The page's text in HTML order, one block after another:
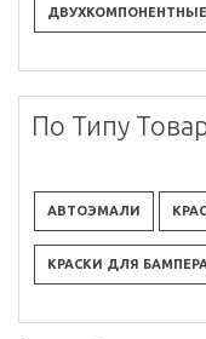
ДВУХКОМПОНЕНТНЫЕ
По Типу
АВТОЭМАЛИ
КРАСКИ ДЛЯ